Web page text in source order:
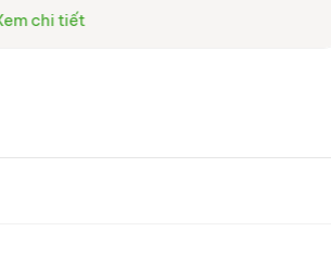
quả hơn